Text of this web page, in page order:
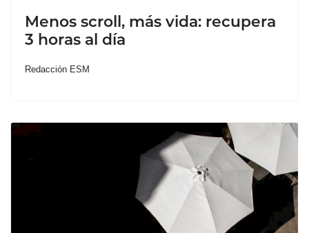
Menos scroll, más vida: recupera
3 horas al día
Redacción ESM